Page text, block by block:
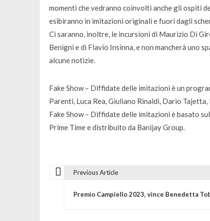
momenti che vedranno coinvolti anche gli ospiti
esibiranno in imitazioni originali e fuori dagli
Ci saranno, inoltre, le incursioni di Maurizio Di
Benigni e di Flavio Insinna, e non mancherà uno
alcune notizie.
Fake Show – Diffidate delle imitazioni è un
Parenti, Luca Rea, Giuliano Rinaldi, Dario
Fake Show – Diffidate delle imitazioni è basato
Prime Time e distribuito da Banijay Group.
Previous Article
Premio Campiello 2023, vince Benedetta